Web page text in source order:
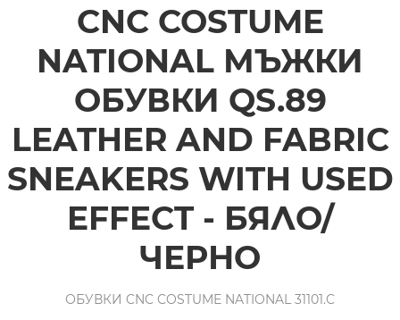
CNC COSTUME
NATIONAL МЪЖКИ
ОБУВКИ QS.89
LEATHER AND FABRIC
SNEAKERS WITH USED
EFFECT - БЯЛО/
ЧЕРНО
ОБУВКИ CNC COSTUME NATIONAL 31101.C